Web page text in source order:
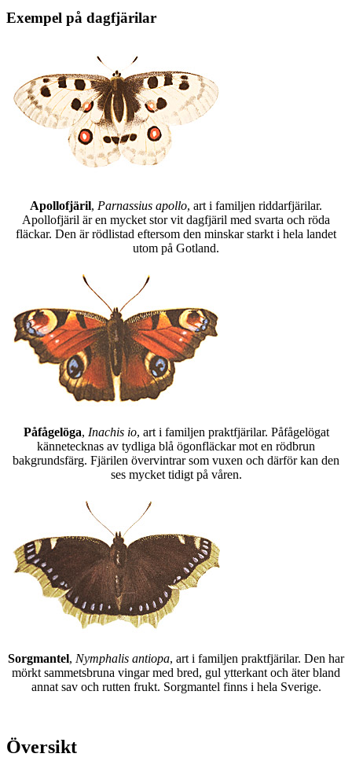
Exempel på dagfjärilar
Apollofjäril, Parnassius apollo, art i familjen riddarfjärilar.
Apollofjäril är en mycket stor vit dagfjäril med svarta och röda
fläckar. Den är rödlistad eftersom den minskar starkt i hela landet
utom på Gotland.
Påfågelöga, Inachis io, art i familjen praktfjärilar. Påfågelögat
kännetecknas av tydliga blå ögonfläckar mot en rödbrun
bakgrundsfärg. Fjärilen övervintrar som vuxen och därför kan den
ses mycket tidigt på våren.
Sorgmantel, Nymphalis antiopa, art i familjen praktfjärilar. Den har
mörkt sammetsbruna vingar med bred, gul ytterkant och äter bland
annat sav och rutten frukt. Sorgmantel finns i hela Sverige.
Översikt